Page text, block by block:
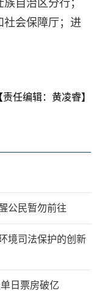
自治区分行；
社会保障厅；进
责任编辑：黄凌睿】
公民暂勿前往
境司法保护的创新
日票房破亿